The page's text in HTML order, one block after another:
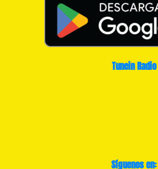
Tunein Radio
Síguenos en: